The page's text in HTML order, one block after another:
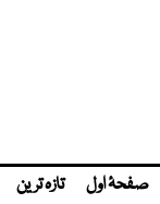
صفحۂ اول تازہ ترین